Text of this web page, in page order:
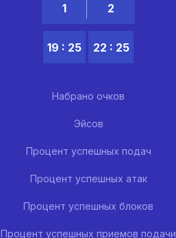
1
19 : 25
2
22 : 25
Набрано очков
Эйсов
Процент успешных подач
Процент успешных атак
Процент успешных блоков
Процент успешных приемов подачи